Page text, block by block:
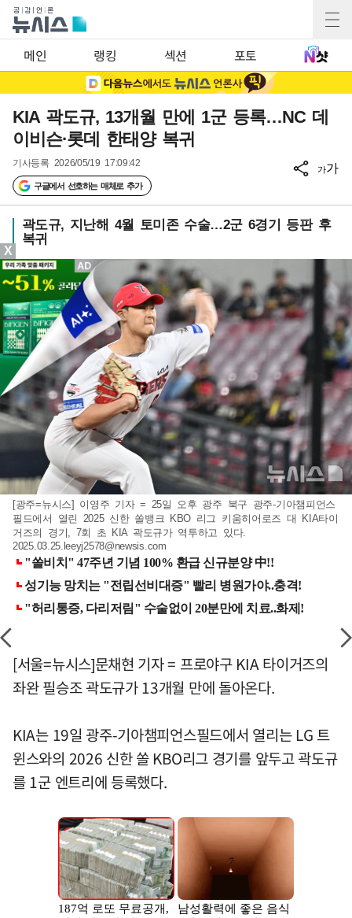
메인 랭킹 섹션 포토
KIA 곽도규, 13개월 만에 1군 등록…NC 데
이비슨·롯데 한태양 복귀
기사등록 2026/05/19 17:09:42
구글에서 선호하는 매체로 추가
가가
곽도규, 지난해 4월 토미존 수술…2군 6경기 등판 후
복귀
[광주=뉴시스] 이영주 기자 = 25일 오후 광주 북구 광주-기아챔피언스
필드에서 열린 2025 신한 쏠뱅크 KBO 리그 키움히어로즈 대 KIA타이
거즈의 경기, 7회 초 KIA 곽도규가 역투하고 있다.
2025.03.25.leeyj2578@newsis.com
[서울=뉴시스]문채현 기자 = 프로야구 KIA 타이거즈의
좌완 필승조 곽도규가 13개월 만에 돌아온다.
KIA는 19일 광주-기아챔피언스필드에서 열리는 LG 트
윈스와의 2026 신한 쏠 KBO리그 경기를 앞두고 곽도규
를 1군 엔트리에 등록했다.
X